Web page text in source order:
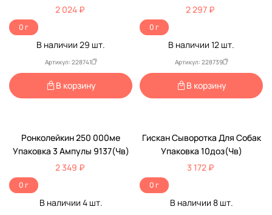
Флаконов(Чв)
2 024 ₽
0 г
В наличии 29 шт.
Артикул: 228741
В корзину
Инъекций 10мл Упаковка 5
2 297 ₽
0 г
В наличии 12 шт.
Артикул: 228739
В корзину
Ронколейкин 250 000ме
Упаковка 3 Ампулы 9137(Чв)
2 349 ₽
0 г
В наличии 4шт.
Гискан Сыворотка Для Собак
Упаковка 10доз(Чв)
3 172 ₽
0 г
В наличии 8шт.